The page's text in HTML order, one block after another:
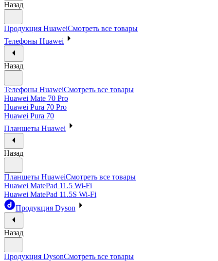
Назад
Продукция HuaweiСмотреть все товары
Телефоны Huawei
Назад
Телефоны HuaweiСмотреть все товары
Huawei Mate 70 Pro
Huawei Pura 70 Pro
Huawei Pura 70
Планшеты Huawei
Назад
Планшеты HuaweiСмотреть все товары
Huawei MatePad 11.5 Wi-Fi
Huawei MatePad 11.5S Wi-Fi
Продукция Dyson
Назад
Продукция DysonСмотреть все товары